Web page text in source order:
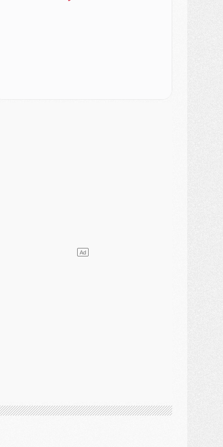
- Le PSG a envoyé une première offre pour Mika Godts
- Le transfert d'Akliouche au PSG bouclé, le montant se précise